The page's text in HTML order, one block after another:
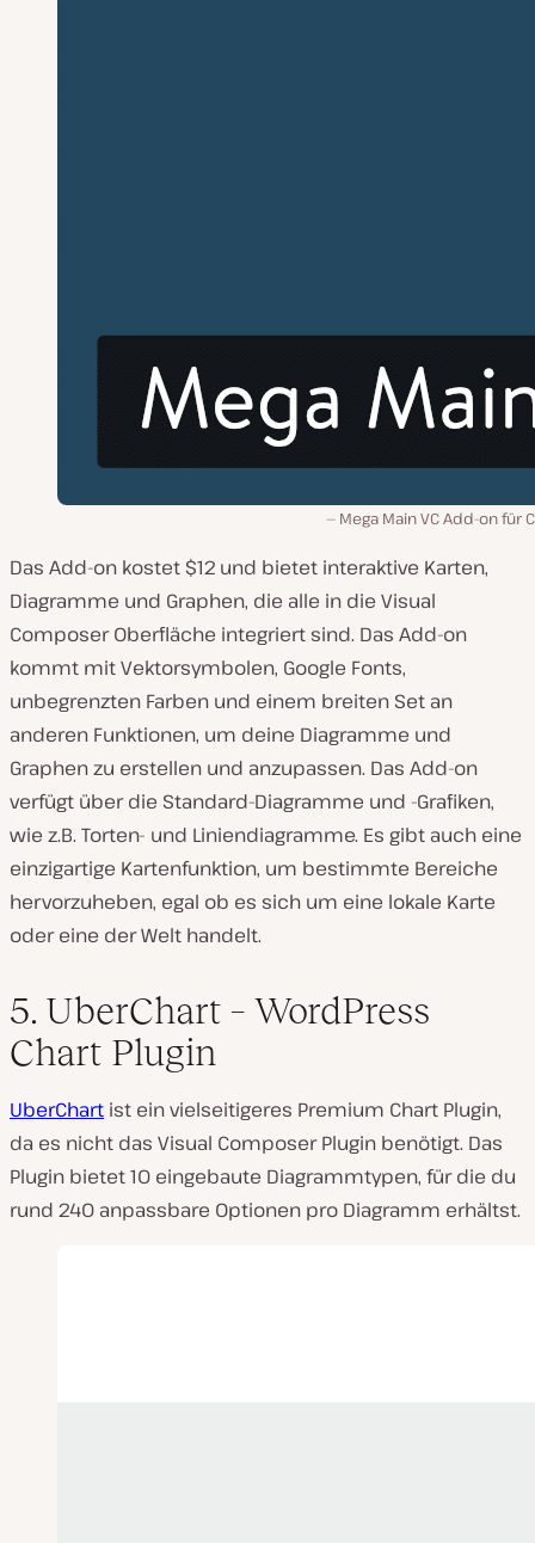
Mega Main VC Add-on für
Das Add-on kostet $12 und bietet interaktive Karten,
Diagramme und Graphen, die alle in die Visual
Composer Oberfläche integriert sind. Das Add-on
kommt mit Vektorsymbolen, Google Fonts,
unbegrenzten Farben und einem breiten Set an
anderen Funktionen, um deine Diagramme und
Graphen zu erstellen und anzupassen. Das Add-on
verfügt über die Standard-Diagramme und -Grafiken,
wie z.B. Torten- und Liniendiagramme. Es gibt auch eine
einzigartige Kartenfunktion, um bestimmte Bereiche
hervorzuheben, egal ob es sich um eine lokale Karte
oder eine der Welt handelt.
5. UberChart – WordPress
Chart Plugin
UberChart ist ein vielseitigeres Premium Chart Plugin,
da es nicht das Visual Composer Plugin benötigt. Das
Plugin bietet 10 eingebaute Diagrammtypen, für die du
rund 240 anpassbare Optionen pro Diagramm erhältst.